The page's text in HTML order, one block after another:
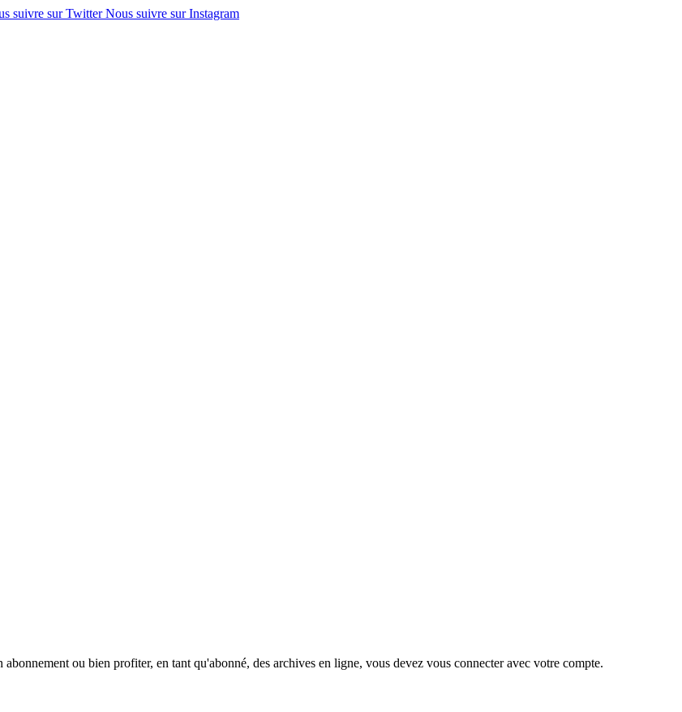
suivre sur Twitter Nous suivre sur Instagram
ou bien profiter, en tant qu'abonné, des archives en ligne, vous devez vous connecter avec votre compte.